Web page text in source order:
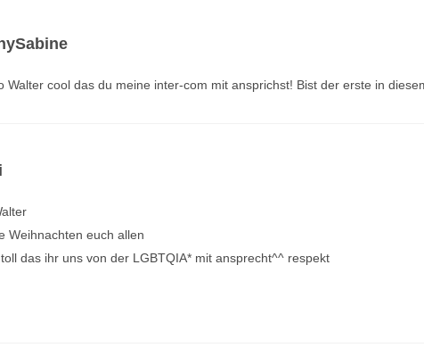
Walter cool das du meine inter-com mit ansprichst! Bist der erste in
Weihnachten euch allen
das ihr uns von der LGBTQIA* mit ansprecht^^ respekt